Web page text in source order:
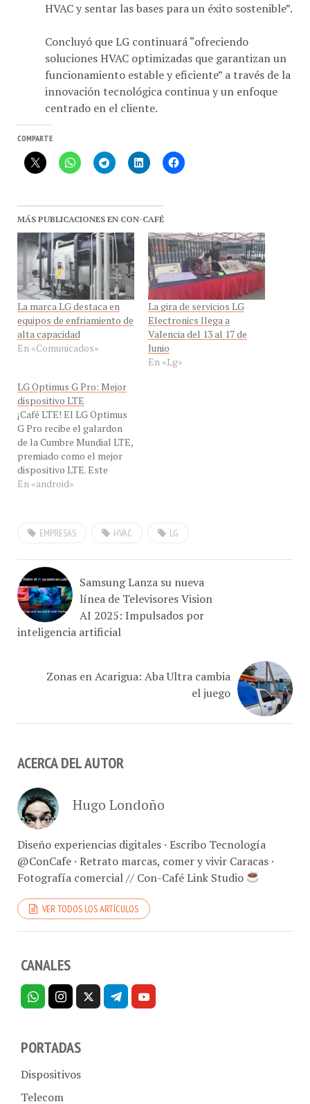
soluciones HVAC optimizadas que garantizan un
funcionamiento estable y eficiente” a través de la
innovación tecnológica continua y un enfoque
centrado en el cliente.
La marca LG destaca en
equipos de enfriamiento de
alta capacidad
En «Comunicados»
La gira de servicios LG
Electronics llega a
Valencia del 13 al 17 de
Junio
En «Lg»
dispositivo LTE
¡Café LTE! El LG Optimus
G Pro recibe el galardon
de la Cumbre Mundial LTE,
premiado como el mejor
dispositivo LTE. Este
premio es un
reconocimiento de las
gama de características
consumidor, la facilidad de
uso,…
En «android»
línea de Televisores Vision
AI 2025: Impulsados por
inteligencia artificial
el juego
Diseño experiencias digitales · Escribo Tecnología
@ConCafe · Retrato marcas, comer y vivir Caracas ·
Fotografía comercial // Con-Café Link Studio
Dispositivos
Telecom